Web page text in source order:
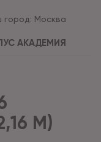
город: Москва
АКАДЕМИЯ
М)